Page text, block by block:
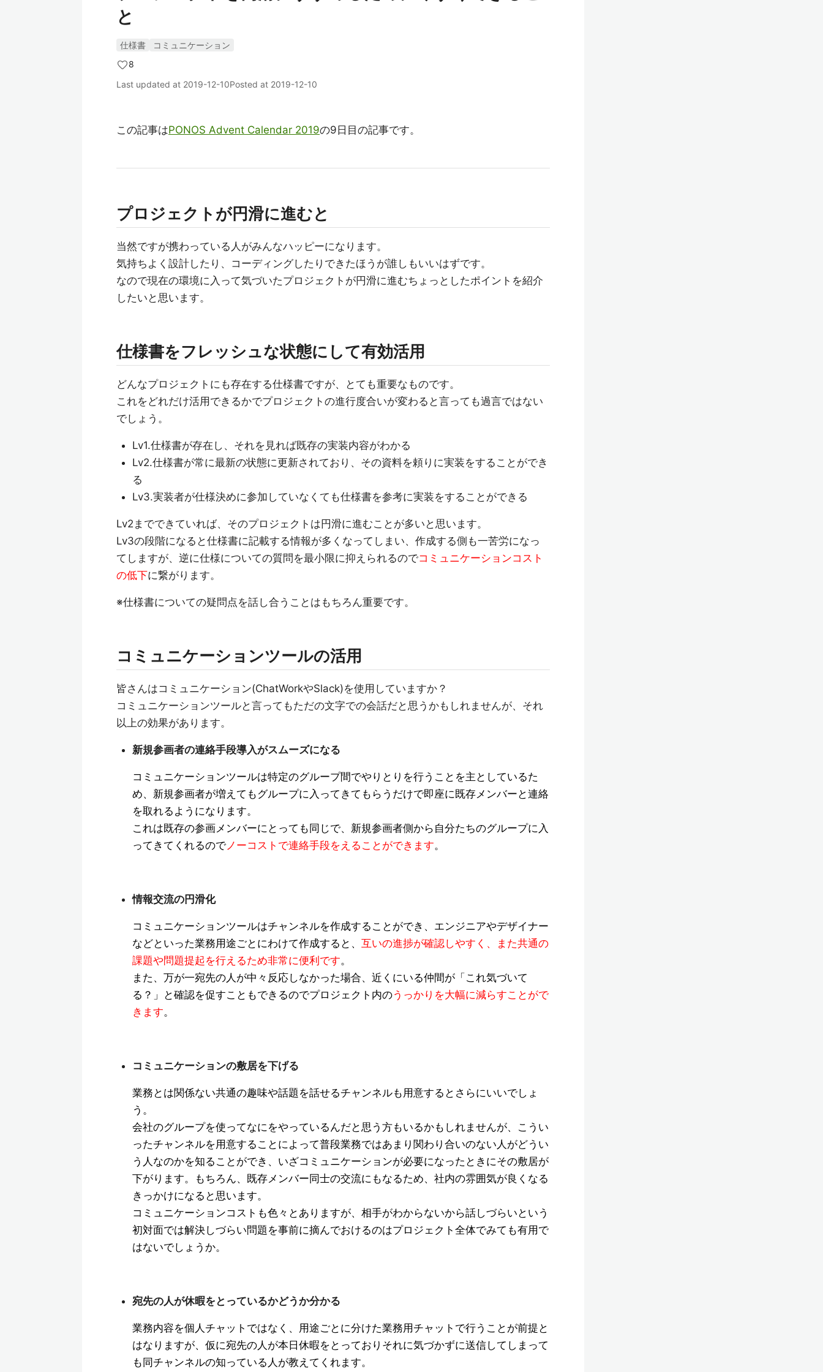
と
仕様書
コミュニケーション
8
Last updated at 2019-12-10Posted at 2019-12-10
この記事はPONOS Advent Calendar 2019の9日目の記事です。
プロジェクトが円滑に進むと
当然ですが携わっている人がみんなハッピーになります。
気持ちよく設計したり、コーディングしたりできたほうが誰しもいいはずです。
なので現在の環境に入って気づいたプロジェクトが円滑に進むちょっとしたポイントを紹介
したいと思います。
仕様書をフレッシュな状態にして有効活用
どんなプロジェクトにも存在する仕様書ですが、とても重要なものです。
これをどれだけ活用できるかでプロジェクトの進行度合いが変わると言っても過言ではない
でしょう。
Lv1.仕様書が存在し、それを見れば既存の実装内容がわかる
Lv2.仕様書が常に最新の状態に更新されており、その資料を頼りに実装をすることができ
る
Lv3.実装者が仕様決めに参加していなくても仕様書を参考に実装をすることができる
Lv2までできていれば、そのプロジェクトは円滑に進むことが多いと思います。
Lv3の段階になると仕様書に記載する情報が多くなってしまい、作成する側も一苦労になっ
てしますが、逆に仕様についての質問を最小限に抑えられるのでコミュニケーションコスト
の低下に繋がります。
※仕様書についての疑問点を話し合うことはもちろん重要です。
コミュニケーションツールの活用
皆さんはコミュニケーション(ChatWorkやSlack)を使用していますか？
コミュニケーションツールと言ってもただの文字での会話だと思うかもしれませんが、それ
以上の効果があります。
新規参画者の連絡手段導入がスムーズになる
コミュニケーションツールは特定のグループ間でやりとりを行うことを主としているた
め、新規参画者が増えてもグループに入ってきてもらうだけで即座に既存メンバーと連絡
を取れるようになります。
これは既存の参画メンバーにとっても同じで、新規参画者側から自分たちのグループに入
ってきてくれるのでノーコストで連絡手段をえることができます。
情報交流の円滑化
コミュニケーションツールはチャンネルを作成することができ、エンジニアやデザイナー
などといった業務用途ごとにわけて作成すると、 互いの進捗が確認しやすく、また共通の
課題や問題提起を行えるため非常に便利です。
また、万が一宛先の人が中々反応しなかった場合、近くにいる仲間が「これ気づいて
る？」と確認を促すこともできるのでプロジェクト内のうっかりを大幅に減らすことがで
きます。
コミュニケーションの敷居を下げる
業務とは関係ない共通の趣味や話題を話せるチャンネルも用意するとさらにいいでしょ
う。
会社のグループを使ってなにをやっているんだと思う方もいるかもしれませんが、こうい
ったチャンネルを用意することによって普段業務ではあまり関わり合いのない人がどうい
う人なのかを知ることができ、いざコミュニケーションが必要になったときにその敷居が
下がります。もちろん、既存メンバー同士の交流にもなるため、社内の雰囲気が良くなる
きっかけになると思います。
コミュニケーションコストも色々とありますが、相手がわからないから話しづらいという
初対面では解決しづらい問題を事前に摘んでおけるのはプロジェクト全体でみても有用で
はないでしょうか。
宛先の人が休暇をとっているかどうか分かる
業務内容を個人チャットではなく、用途ごとに分けた業務用チャットで行うことが前提と
はなりますが、仮に宛先の人が本日休暇をとっておりそれに気づかずに送信してしまって
も同チャンネルの知っている人が教えてくれます。